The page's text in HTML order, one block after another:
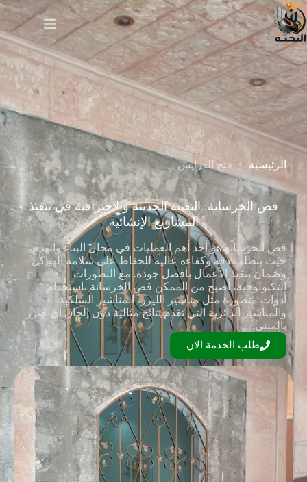
الرئيسية فتح الدرايش
قص الخرسانة: التقنية الحديثة والاحترافية في تنفيذ
المشاريع الإنشائية
قص الخرسانة هو أحد أهم العمليات في مجال البناء والهدم،
حيث يتطلب دقة وكفاءة عالية للحفاظ على سلامة الهياكل
وضمان تنفيذ الأعمال بأفضل جودة. مع التطورات
التكنولوجية، أصبح من الممكن قص الخرسانة باستخدام
أدوات متطورة مثل مناشير الليزر، المناشير السلكية،
والمناشير الدائرية التي تقدم نتائج مثالية دون إلحاق أي ضرر
بالمبنى.
طلب الخدمة الان